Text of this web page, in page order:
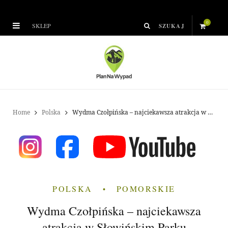
SKLEP 0
C
Home Polska Wydma Czołpińska – najciekawsza atrakcja w Słowińskim Parku Narodowym
POLSKA POMORSKIE
Wydma Czołpińska – najciekawsza